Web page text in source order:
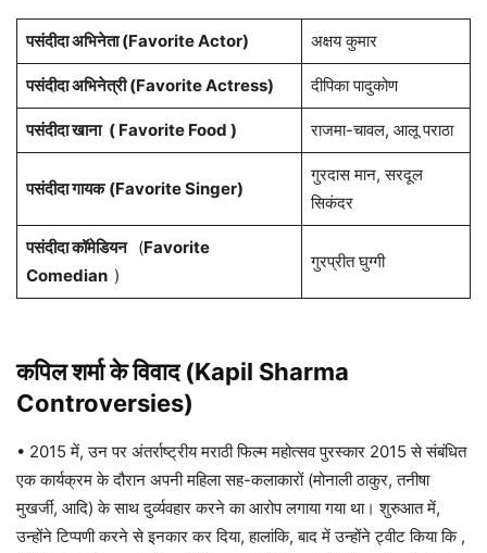
पसंदीदा अभिनेता (Favorite Actor) अक्षय कुमार
पसंदीदा अभिनेत्री (Favorite Actress) दीपिका पादुकोण
पसंदीदा खाना ( Favorite Food ) राजमा-चावल, आलू पराठा
पसंदीदा गायक (Favorite Singer)
गुरदास मान, सरदूल
सिकंदर
पसंदीदा कॉमेडियन (Favorite
Comedian )
गुरप्रीत घुग्गी
कपिल शर्मा के विवाद (Kapil Sharma
Controversies)
• 2015 में, उन पर अंतर्राष्ट्रीय मराठी फिल्म महोत्सव पुरस्कार 2015 से संबंधित
एक कार्यक्रम के दौरान अपनी महिला सह-कलाकारों (मोनाली ठाकुर, तनीषा
मुखर्जी, आदि) के साथ दुर्व्यवहार करने का आरोप लगाया गया था। शुरुआत में,
उन्होंने टिप्पणी करने से इनकार कर दिया, हालांकि, बाद में उन्होंने ट्वीट किया कि ,